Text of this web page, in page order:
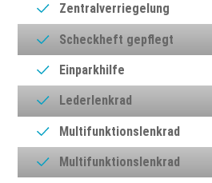
Zentralverriegelung
Scheckheft gepflegt
Einparkhilfe
Lederlenkrad
Multifunktionslenkrad
Multifunktionslenkrad